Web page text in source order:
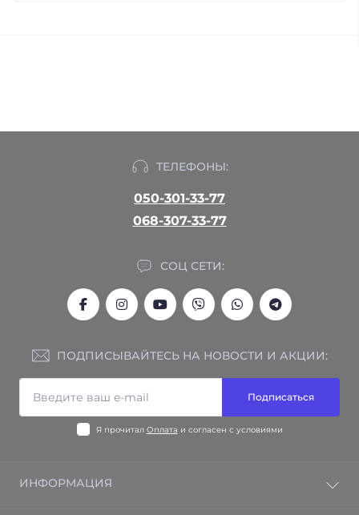
ТЕЛЕФОНЫ:
050-301-33-77
068-307-33-77
СОЦ СЕТИ:
ПОДПИСЫВАЙТЕСЬ НА НОВОСТИ И АКЦИИ:
Подписаться
Я прочитал Оплата и согласен с условиями
ИНФОРМАЦИЯ